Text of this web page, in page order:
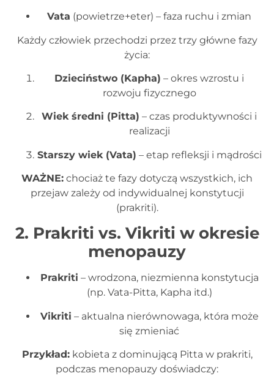
Vata (powietrze+eter) – faza ruchu i zmian
Każdy człowiek przechodzi przez trzy główne fazy
życia:
Dzieciństwo (Kapha) – okres wzrostu i
rozwoju fizycznego
Wiek średni (Pitta) – czas produktywności i
realizacji
Starszy wiek (Vata) – etap refleksji i mądrości
WAŻNE: chociaż te fazy dotyczą wszystkich, ich
przejaw zależy od indywidualnej konstytucji
(prakriti).
2. Prakriti vs. Vikriti w okresie
menopauzy
Prakriti – wrodzona, niezmienna konstytucja
(np. Vata-Pitta, Kapha itd.)
Vikriti – aktualna nierównowaga, która może
się zmieniać
Przykład:kobieta z dominującą Pitta w prakriti,
podczas menopauzy doświadczy: